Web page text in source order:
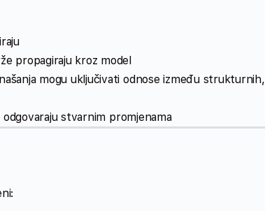
propagiraju kroz model
mogu uključivati odnose između strukturnih,
stvarnim promjenama